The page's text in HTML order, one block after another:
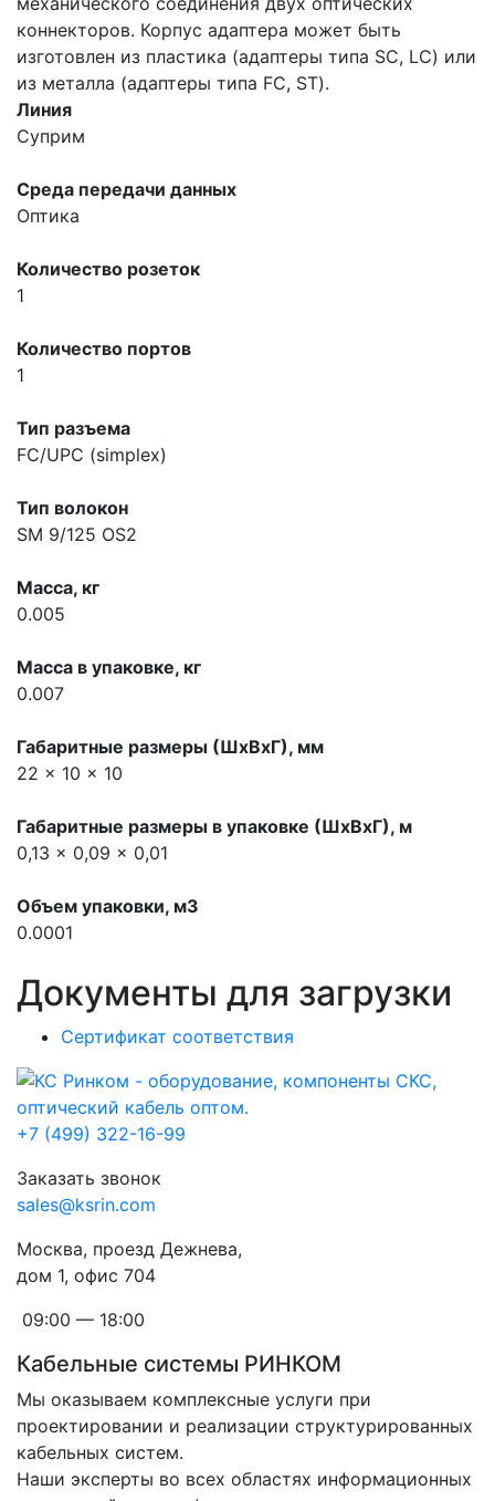
коннекторов. Корпус адаптера может быть
изготовлен из пластика (адаптеры типа SC, LC) или
из металла (адаптеры типа FC, ST).
Линия
Суприм
Среда передачи данных
Оптика
Количество розеток
1
Количество портов
1
Тип разъема
FC/UPC (simplex)
Тип волокон
SM 9/125 OS2
Масса, кг
0.005
Масса в упаковке, кг
0.007
Габаритные размеры (ШхВхГ), мм
22 x 10 x 10
Габаритные размеры в упаковке (ШхВхГ), м
0,13 x 0,09 x 0,01
Объем упаковки, м3
0.0001
Документы для загрузки
Сертификат соответствия
+7 (499) 322-16-99
Заказать звонок
sales@ksrin.com
Москва, проезд Дежнева,
дом 1, офис 704
09:00 — 18:00
Кабельные системы РИНКОМ
Мы оказываем комплексные услуги при
проектировании и реализации структурированных
кабельных систем.
Наши эксперты во всех областях информационных